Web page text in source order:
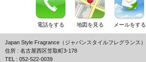
電話をする 地図を見る メールをする
Japan Style Fragrance（ジャパンスタイルフレグランス）
住所 : 名古屋西区笠取町3-178
TEL : 052-522-0039